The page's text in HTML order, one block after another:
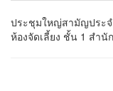
ประชุมใหญ่สามัญประ
ห้องจัดเลี้ยง ชั้น 1 สำนั